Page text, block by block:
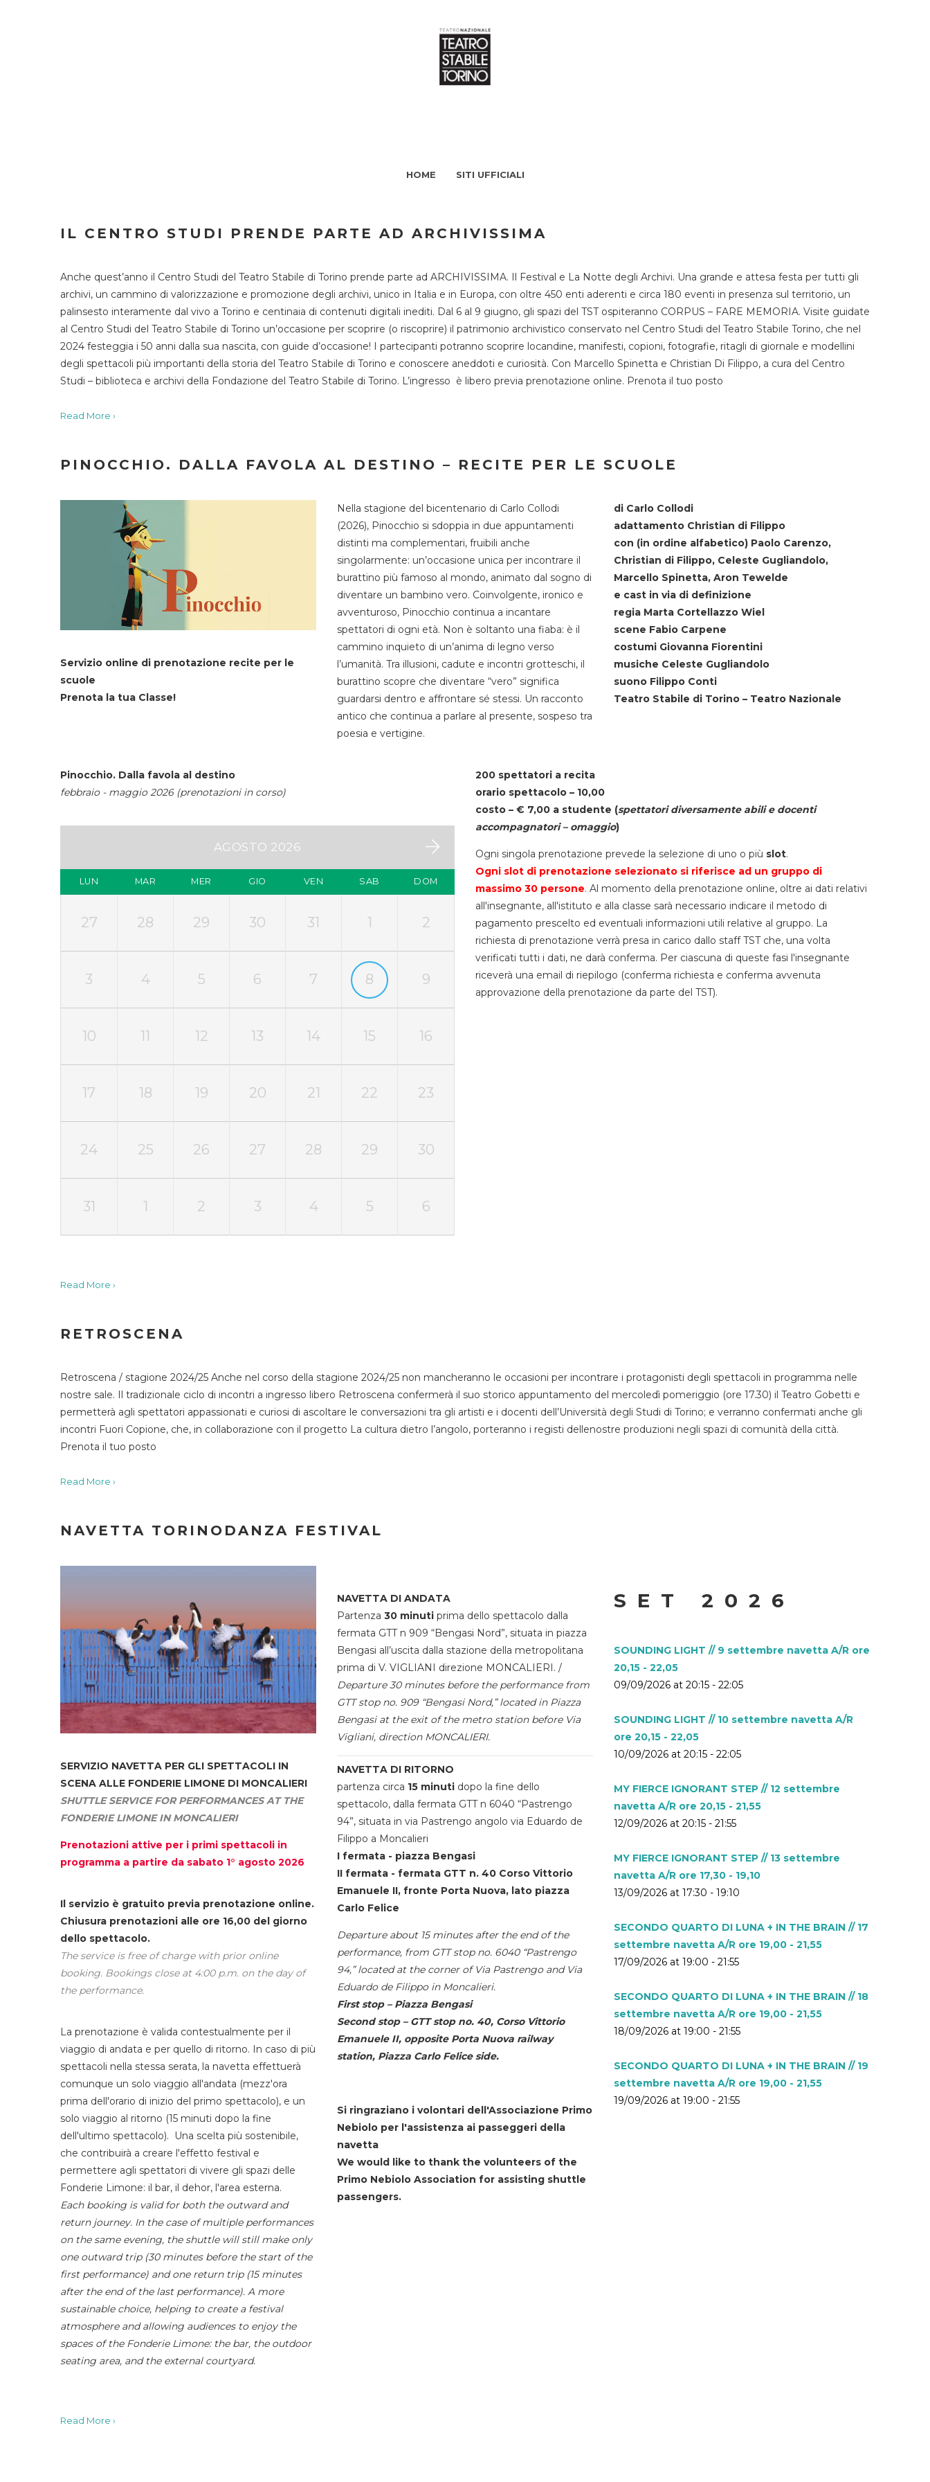
HOME SITI UFFICIALI
IL CENTRO STUDI PRENDE PARTE AD ARCHIVISSIMA
Anche quest’anno il Centro Studi del Teatro Stabile di Torino prende parte ad ARCHIVISSIMA. Il Festival e La Notte degli Archivi. Una grande e attesa festa per tutti gli
archivi, un cammino di valorizzazione e promozione degli archivi, unico in Italia e in Europa, con oltre 450 enti aderenti e circa 180 eventi in presenza sul territorio, un
palinsesto interamente dal vivo a Torino e centinaia di contenuti digitali inediti. Dal 6 al 9 giugno, gli spazi del TST ospiteranno CORPUS – FARE MEMORIA. Visite guidate
al Centro Studi del Teatro Stabile di Torino un’occasione per scoprire (o riscoprire) il patrimonio archivistico conservato nel Centro Studi del Teatro Stabile Torino, che nel
2024 festeggia i 50 anni dalla sua nascita, con guide d’occasione! I partecipanti potranno scoprire locandine, manifesti, copioni, fotografie, ritagli di giornale e modellini
degli spettacoli più importanti della storia del Teatro Stabile di Torino e conoscere aneddoti e curiosità. Con Marcello Spinetta e Christian Di Filippo, a cura del Centro
Studi – biblioteca e archivi della Fondazione del Teatro Stabile di Torino. L’ingresso è libero previa prenotazione online. Prenota il tuo posto
Read More ›
PINOCCHIO. DALLA FAVOLA AL DESTINO – RECITE PER LE SCUOLE
Servizio online di prenotazione recite per le
scuole
Prenota la tua Classe!
Nella stagione del bicentenario di Carlo Collodi
(2026), Pinocchio si sdoppia in due appuntamenti
distinti ma complementari, fruibili anche
singolarmente: un’occasione unica per incontrare il
burattino più famoso al mondo, animato dal sogno di
diventare un bambino vero. Coinvolgente, ironico e
avventuroso, Pinocchio continua a incantare
spettatori di ogni età. Non è soltanto una fiaba: è il
cammino inquieto di un’anima di legno verso
l’umanità. Tra illusioni, cadute e incontri grotteschi, il
burattino scopre che diventare “vero” significa
guardarsi dentro e affrontare sé stessi. Un racconto
antico che continua a parlare al presente, sospeso tra
poesia e vertigine.
di Carlo Collodi
adattamento Christian di Filippo
con (in ordine alfabetico) Paolo Carenzo,
Christian di Filippo, Celeste Gugliandolo,
Marcello Spinetta, Aron Tewelde
e cast in via di definizione
regia Marta Cortellazzo Wiel
scene Fabio Carpene
costumi Giovanna Fiorentini
musiche Celeste Gugliandolo
suono Filippo Conti
Teatro Stabile di Torino – Teatro Nazionale
Pinocchio. Dalla favola al destino
febbraio - maggio 2026 (prenotazioni in corso)
AGOSTO 2026
LUN MAR MER GIO VEN SAB DOM
27 28 29 30 31 1 2
3 4 5 6 7 8 9
10 11 12 13 14 15 16
17 18 19 20 21 22 23
24 25 26 27 28 29 30
31 1 2 3 4 5 6
200 spettatori a recita
orario spettacolo – 10,00
costo – € 7,00 a studente (spettatori diversamente abili e docenti
accompagnatori – omaggio)
Ogni singola prenotazione prevede la selezione di uno o più slot.
Ogni slot di prenotazione selezionato si riferisce ad un gruppo di
massimo 30 persone. Al momento della prenotazione online, oltre ai dati relativi
all'insegnante, all'istituto e alla classe sarà necessario indicare il metodo di
pagamento prescelto ed eventuali informazioni utili relative al gruppo. La
richiesta di prenotazione verrà presa in carico dallo staff TST che, una volta
verificati tutti i dati, ne darà conferma. Per ciascuna di queste fasi l'insegnante
riceverà una email di riepilogo (conferma richiesta e conferma avvenuta
approvazione della prenotazione da parte del TST).
Read More ›
RETROSCENA
Retroscena / stagione 2024/25 Anche nel corso della stagione 2024/25 non mancheranno le occasioni per incontrare i protagonisti degli spettacoli in programma nelle
nostre sale. Il tradizionale ciclo di incontri a ingresso libero Retroscena confermerà il suo storico appuntamento del mercoledì pomeriggio (ore 17.30) il Teatro Gobetti e
permetterà agli spettatori appassionati e curiosi di ascoltare le conversazioni tra gli artisti e i docenti dell’Università degli Studi di Torino; e verranno confermati anche gli
incontri Fuori Copione, che, in collaborazione con il progetto La cultura dietro l’angolo, porteranno i registi dellenostre produzioni negli spazi di comunità della città.
Prenota il tuo posto
Read More ›
NAVETTA TORINODANZA FESTIVAL
SERVIZIO NAVETTA PER GLI SPETTACOLI IN
SCENA ALLE FONDERIE LIMONE DI MONCALIERI
SHUTTLE SERVICE FOR PERFORMANCES AT THE
FONDERIE LIMONE IN MONCALIERI
Prenotazioni attive per i primi spettacoli in
programma a partire da sabato 1° agosto 2026
Il servizio è gratuito previa prenotazione online.
Chiusura prenotazioni alle ore 16,00 del giorno
dello spettacolo.
The service is free of charge with prior online
booking. Bookings close at 4:00 p.m. on the day of
the performance.
La prenotazione è valida contestualmente per il
viaggio di andata e per quello di ritorno. In caso di più
spettacoli nella stessa serata, la navetta effettuerà
comunque un solo viaggio all'andata (mezz'ora
prima dell'orario di inizio del primo spettacolo), e un
solo viaggio al ritorno (15 minuti dopo la fine
dell'ultimo spettacolo). Una scelta più sostenibile,
che contribuirà a creare l'effetto festival e
permettere agli spettatori di vivere gli spazi delle
Fonderie Limone: il bar, il dehor, l'area esterna.
Each booking is valid for both the outward and
return journey. In the case of multiple performances
on the same evening, the shuttle will still make only
one outward trip (30 minutes before the start of the
first performance) and one return trip (15 minutes
after the end of the last performance). A more
sustainable choice, helping to create a festival
atmosphere and allowing audiences to enjoy the
spaces of the Fonderie Limone: the bar, the outdoor
seating area, and the external courtyard.
NAVETTA DI ANDATA
Partenza 30 minuti prima dello spettacolo dalla
fermata GTT n 909 “Bengasi Nord”, situata in piazza
Bengasi all’uscita dalla stazione della metropolitana
prima di V. VIGLIANI direzione MONCALIERI. /
Departure 30 minutes before the performance from
GTT stop no. 909 “Bengasi Nord,” located in Piazza
Bengasi at the exit of the metro station before Via
Vigliani, direction MONCALIERI.
NAVETTA DI RITORNO
partenza circa 15 minuti dopo la fine dello
spettacolo, dalla fermata GTT n 6040 “Pastrengo
94”, situata in via Pastrengo angolo via Eduardo de
Filippo a Moncalieri
I fermata - piazza Bengasi
II fermata - fermata GTT n. 40 Corso Vittorio
Emanuele II, fronte Porta Nuova, lato piazza
Carlo Felice
Departure about 15 minutes after the end of the
performance, from GTT stop no. 6040 “Pastrengo
94,” located at the corner of Via Pastrengo and Via
Eduardo de Filippo in Moncalieri.
First stop – Piazza Bengasi
Second stop – GTT stop no. 40, Corso Vittorio
Emanuele II, opposite Porta Nuova railway
station, Piazza Carlo Felice side.
Si ringraziano i volontari dell'Associazione Primo
Nebiolo per l'assistenza ai passeggeri della
navetta
We would like to thank the volunteers of the
Primo Nebiolo Association for assisting shuttle
passengers.
SET 2026
SOUNDING LIGHT // 9 settembre navetta A/R ore
20,15 - 22,05
09/09/2026 at 20:15 - 22:05
SOUNDING LIGHT // 10 settembre navetta A/R
ore 20,15 - 22,05
10/09/2026 at 20:15 - 22:05
MY FIERCE IGNORANT STEP // 12 settembre
navetta A/R ore 20,15 - 21,55
12/09/2026 at 20:15 - 21:55
MY FIERCE IGNORANT STEP // 13 settembre
navetta A/R ore 17,30 - 19,10
13/09/2026 at 17:30 - 19:10
SECONDO QUARTO DI LUNA + IN THE BRAIN // 17
settembre navetta A/R ore 19,00 - 21,55
17/09/2026 at 19:00 - 21:55
SECONDO QUARTO DI LUNA + IN THE BRAIN // 18
settembre navetta A/R ore 19,00 - 21,55
18/09/2026 at 19:00 - 21:55
SECONDO QUARTO DI LUNA + IN THE BRAIN // 19
settembre navetta A/R ore 19,00 - 21,55
19/09/2026 at 19:00 - 21:55
Read More ›